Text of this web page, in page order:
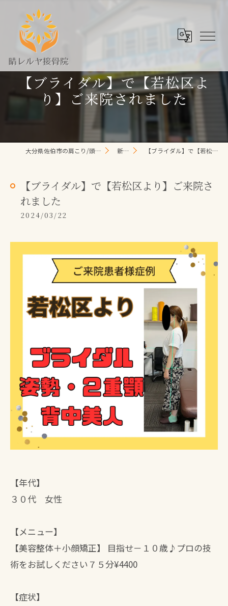
【ブライダル】で【若松区よ
り】ご来院されました
大分県佐伯市の肩こり/頭痛/腰痛 なら晴レルヤ整体院 新着情報 【ブライダル】で【若松区より】ご来院されました
【ブライダル】で【若松区より】ご来院さ
れました
2024/03/22
【年代】
３０代 女性
【メニュー】
【美容整体＋小顔矯正】 目指せ－１０歳♪プロの技
術をお試しください７５分¥4400
【症状】